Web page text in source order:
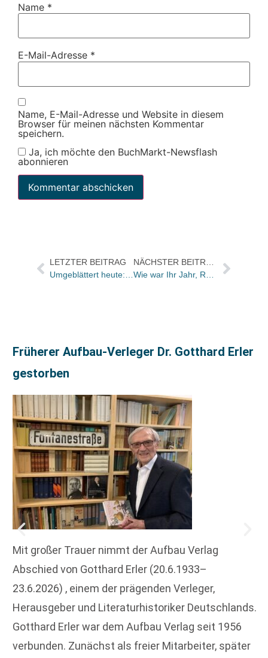
Name *
E-Mail-Adresse *
Name, E-Mail-Adresse und Website in diesem
Browser für meinen nächsten Kommentar
speichern.
Ja, ich möchte den BuchMarkt-Newsflash
abonnieren
LETZTER BEITRAG
Umgeblättert heute: „Ein allzeit perfektes Weihnachtsgeschenk“
NÄCHSTER BEITRAG
Wie war Ihr Jahr, Ruth Schwede ?
Früherer Aufbau-Verleger Dr. Gotthard Erler
gestorben
Mit großer Trauer nimmt der Aufbau Verlag
Abschied von Gotthard Erler (20.6.1933–
23.6.2026) , einem der prägenden Verleger,
Herausgeber und Literaturhistoriker Deutschlands.
Gotthard Erler war dem Aufbau Verlag seit 1956
verbunden. Zunächst als freier Mitarbeiter, später